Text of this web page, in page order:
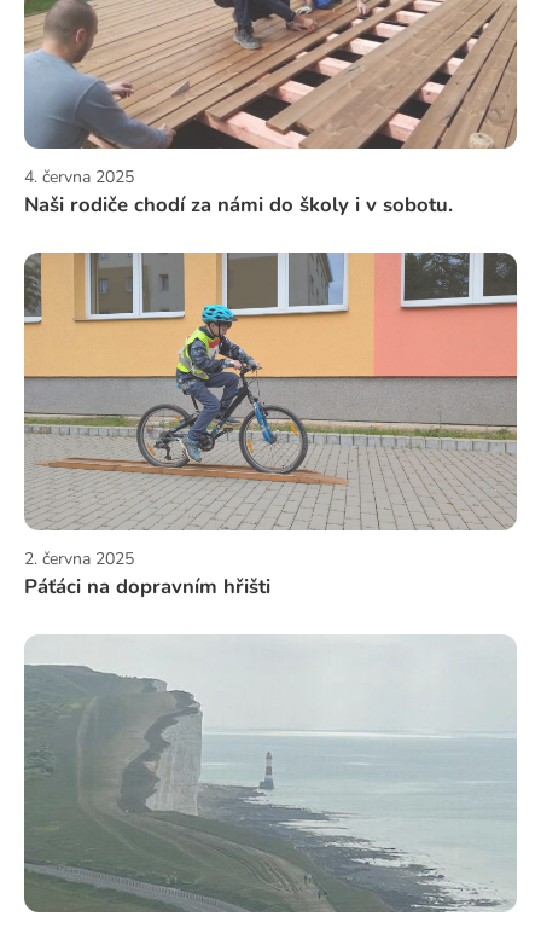
4. června 2025
Naši rodiče chodí za námi do školy i v sobotu.
2. června 2025
Páťáci na dopravním hřišti